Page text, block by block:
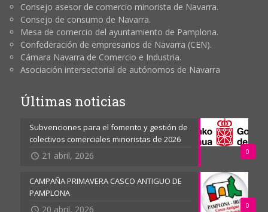
Consejo asesor de comercio minorista de Navarra.
Consejo de consumo de Navarra.
Mesa de comercio del ayuntamiento de Pamplona.
Confederación de empresarios de Navarra (CEN).
Cámara Navarra de Comercio e Industria.
Asociación intersectorial de autónomos de Navarra
Últimas noticias
0
Subvenciones para el fomento y gestión de
colectivos comerciales minoristas de 2026
21 abril, 2026
0
CAMPAÑA PRIMAVERA CASCO ANTIGUO DE
PAMPLONA
20 abril, 2026